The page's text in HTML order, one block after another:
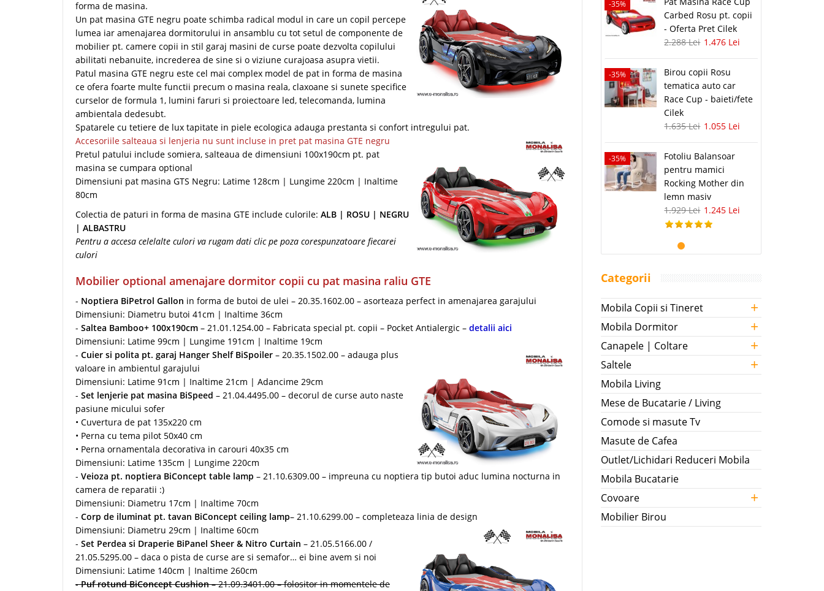
forma de masina.
Un pat masina GTE negru poate schimba radical modul in care un copil percepe
lumea iar amenajarea dormitorului in ansamblu cu tot setul de componente de
mobilier pt. camere copii in stil garaj masini de curse poate dezvolta copilului
abilitati nebanuite, increderea de sine si o viziune curajoasa asupra vietii.
Patul masina GTE negru este cel mai complex model de pat in forma de masina
ce ofera foarte multe functii precum o masina reala, claxoane si sunete specifice
curselor de formula 1, lumini faruri si proiectoare led, telecomanda, lumina
ambientala dedesubt.
Spatarele cu tetiere de lux tapitate in piele ecologica adauga prestanta si confort intregului pat.
Accesoriile salteaua si lenjeria nu sunt incluse in pret pat masina GTE negru
Pretul patului include somiera, salteaua de dimensiuni 100x190cm pt. pat
masina se cumpara optional
Dimensiuni pat masina GTS Negru: Latime 128cm | Lungime 220cm | Inaltime
80cm
Colectia de paturi in forma de masina GTE include culorile: ALB | ROSU | NEGRU
| ALBASTRU
Pentru a accesa celelalte culori va rugam dati clic pe poza corespunzatoare fiecarei
culori
Mobilier optional amenajare dormitor copii cu pat masina raliu GTE
- Noptiera BiPetrol Gallon in forma de butoi de ulei – 20.35.1602.00 – asorteaza perfect in amenajarea garajului
Dimensiuni: Diametru butoi 41cm | Inaltime 36cm
- Saltea Bamboo+ 100x190cm – 21.01.1254.00 – Fabricata special pt. copii – Pocket Antialergic – detalii aici
Dimensiuni: Latime 99cm | Lungime 191cm | Inaltime 19cm
- Cuier si polita pt. garaj Hanger Shelf BiSpoiler – 20.35.1502.00 – adauga plus
valoare in ambientul garajului
Dimensiuni: Latime 91cm | Inaltime 21cm | Adancime 29cm
- Set lenjerie pat masina BiSpeed – 21.04.4495.00 – decorul de curse auto naste
pasiune micului sofer
• Cuvertura de pat 135x220 cm
• Perna cu tema pilot 50x40 cm
• Perna ornamentala decorativa in carouri 40x35 cm
Dimensiuni: Latime 135cm | Lungime 220cm
- Veioza pt. noptiera BiConcept table lamp – 21.10.6309.00 – impreuna cu noptiera tip butoi aduc lumina nocturna in
camera de reparatii :)
Dimensiuni: Diametru 17cm | Inaltime 70cm
- Corp de iluminat pt. tavan BiConcept ceiling lamp– 21.10.6299.00 – completeaza linia de design
Dimensiuni: Diametru 29cm | Inaltime 60cm
- Set Perdea si Draperie BiPanel Sheer & Nitro Curtain – 21.05.5166.00 /
21.05.5295.00 – daca o pista de curse are si semafor… ei bine avem si noi
Dimensiuni: Latime 140cm | Inaltime 260cm
-Puf rotund BiConcept Cushion– 21.09.3401.00 – folositor in momentele de
-35%
Carbed Rosu pt. copii
- Oferta Pret Cilek
2.288 Lei 1.476 Lei
-35%
Birou copii Rosu
tematica auto car
Race Cup - baieti/fete
Cilek
1.635 Lei 1.055 Lei
-35%
Fotoliu Balansoar
pentru mamici
Rocking Mother din
lemn masiv
1.929 Lei 1.245 Lei
Categorii
Mobila Copii si Tineret +
Mobila Dormitor +
Canapele | Coltare +
Saltele +
Mobila Living
Mese de Bucatarie / Living
Comode si masute Tv
Masute de Cafea
Outlet/Lichidari Reduceri Mobila
Mobila Bucatarie
Covoare
+
Mobilier Birou